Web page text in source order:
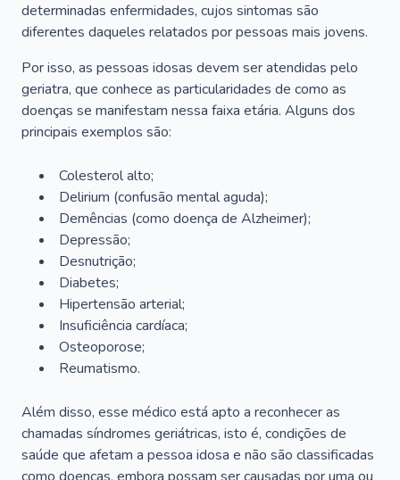
determinadas enfermidades, cujos sintomas são
diferentes daqueles relatados por pessoas mais jovens.
Por isso, as pessoas idosas devem ser atendidas pelo
geriatra, que conhece as particularidades de como as
doenças se manifestam nessa faixa etária. Alguns dos
principais exemplos são:
Colesterol alto;
Delirium (confusão mental aguda);
Demências (como doença de Alzheimer);
Depressão;
Desnutrição;
Diabetes;
Hipertensão arterial;
Insuficiência cardíaca;
Osteoporose;
Reumatismo.
Além disso, esse médico está apto a reconhecer as
chamadas síndromes geriátricas, isto é, condições de
saúde que afetam a pessoa idosa e não são classificadas